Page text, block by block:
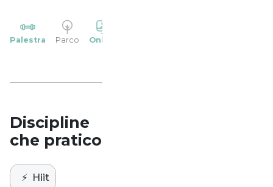
Palestra Parco Online
Discipline
che pratico
⚡️ Hiit